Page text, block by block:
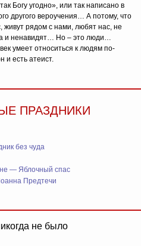
Богу угодно», или так написано в
другого вероучения… А потому, что
живут рядом с нами, любят нас, не
и ненавидят… Но – это люди…
умеет относиться к людям по-
и есть атеист.
ПРАЗДНИКИ
без чуда
— Яблочный спас
Предтечи
не было